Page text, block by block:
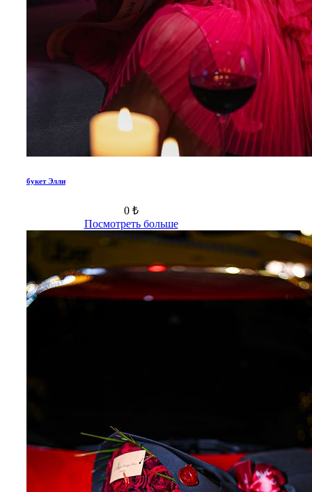
букет Элли
0 ₺
Посмотреть больше